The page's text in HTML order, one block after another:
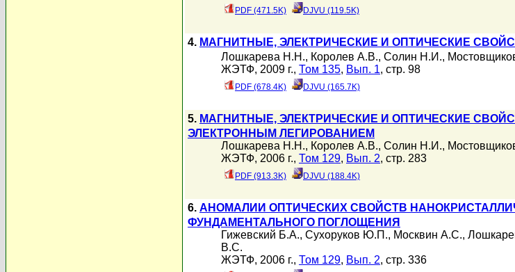
PDF (471.5K) DJVU (119.5K)
4. МАГНИТНЫЕ, ЭЛЕКТРИЧЕСКИЕ И ОПТИЧЕСКИЕ
Лошкарева Н.Н., Королев А.В., Солин Н.И.,
ЖЭТФ, 2009 г., Том 135, Вып. 1, стр. 98
PDF (678.4K) DJVU (165.7K)
5. МАГНИТНЫЕ, ЭЛЕКТРИЧЕСКИЕ И ОПТИЧЕСКИЕ
ЭЛЕКТРОННЫМ ЛЕГИРОВАНИЕМ
Лошкарева Н.Н., Королев А.В., Солин Н.И.,
ЖЭТФ, 2006 г., Том 129, Вып. 2, стр. 283
PDF (913.3K) DJVU (188.4K)
6. АНОМАЛИИ ОПТИЧЕСКИХ СВОЙСТВ
ФУНДАМЕНТАЛЬНОГО ПОГЛОЩЕНИЯ
Гижевский Б.А., Сухоруков Ю.П., Москвин А.С.,
В.С.
ЖЭТФ, 2006 г., Том 129, Вып. 2, стр. 336